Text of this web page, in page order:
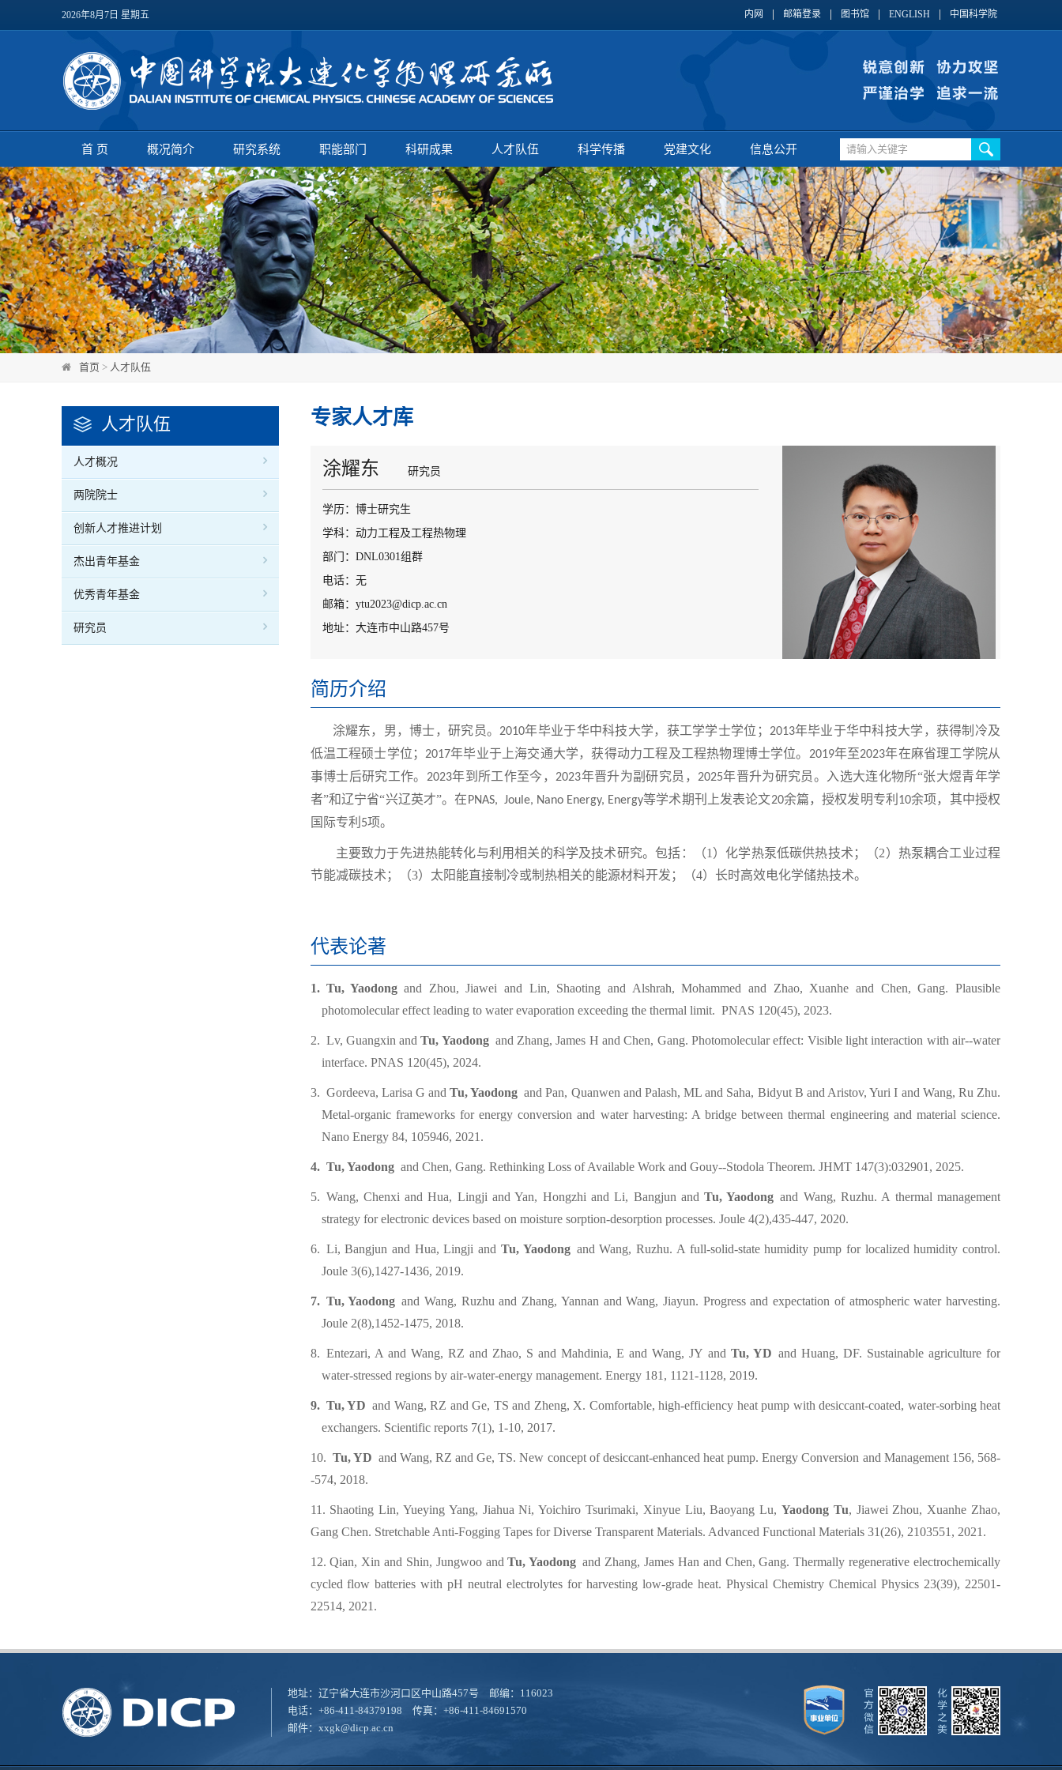
2026年8月7日 星期五 内网 邮箱登录 图书馆 ENGLISH 中国科学院
首 页 概况简介 研究系统 职能部门 科研成果 人才队伍 科学传播 党建文化 信息公开
首页 > 人才队伍
人才队伍
人才概况
两院院士
创新人才推进计划
杰出青年基金
优秀青年基金
研究员
专家人才库
涂耀东 研究员
学历：博士研究生
学科：动力工程及工程热物理
部门：DNL0301组群
电话：无
邮箱：ytu2023@dicp.ac.cn
地址：大连市中山路457号
简历介绍
涂耀东，男，博士，研究员。 2010年毕业于华中科技大学，获工学学士学位； 2013年毕业于华中科技大学，获得制冷及
低温工程硕士学位； 2017年毕业于上海交通大学，获得动力工程及工程热物理博士学位。 2019年至2023年在麻省理工学院从
事博士后研究工作。 2023年到所工作至今， 2023年晋升为副研究员， 2025年晋升为研究员。入选大连化物所“张大煜青年学
者”和辽宁省“兴辽英才”。在 PNAS, Joule, Nano Energy, Energy等学术期刊上发表论文20余篇，授权发明专利 10余项，其中授权
国际专利 5项。
主要致力于先进热能转化与利用相关的科学及技术研究。包括：（1）化学热泵低碳供热技术；（2）热泵耦合工业过程
节能减碳技术；（3）太阳能直接制冷或制热相关的能源材料开发；（4）长时高效电化学储热技术。
代表论著
1. Tu, Yaodong and Zhou, Jiawei and Lin, Shaoting and Alshrah, Mohammed and Zhao, Xuanhe and Chen, Gang. Plausible
photomolecular effect leading to water evaporation exceeding the thermal limit. PNAS 120(45), 2023.
2. Lv, Guangxin andTu, Yaodongand Zhang, James H and Chen, Gang.Photomolecular effect: Visible light interaction with air--water
interface. PNAS 120(45), 2024.
3. Gordeeva, Larisa G andTu, Yaodong and Pan, Quanwen and Palash, ML and Saha, Bidyut B and Aristov, Yuri I and Wang, Ru Zhu.
Metal-organic frameworks for energy conversion and water harvesting: A bridge between thermal engineering and material science.
Nano Energy 84, 105946, 2021.
4. Tu, Yaodongand Chen, Gang. Rethinking Loss of Available Work and Gouy--Stodola Theorem. JHMT 147(3):032901, 2025.
5. Wang, Chenxi and Hua, Lingji and Yan, Hongzhi and Li, Bangjun andTu, Yaodong and Wang, Ruzhu. A thermal management
strategy for electronic devices based on moisture sorption-desorption processes. Joule 4(2),435-447, 2020.
6. Li, Bangjun and Hua, Lingji and Tu, Yaodongand Wang, Ruzhu. A full-solid-state humidity pump for localized humidity control.
Joule 3(6),1427-1436, 2019.
7. Tu, Yaodong and Wang, Ruzhu and Zhang, Yannan and Wang, Jiayun. Progress and expectation of atmospheric water harvesting.
Joule 2(8),1452-1475, 2018.
8. Entezari, A and Wang, RZ and Zhao, S and Mahdinia, E and Wang, JY and Tu, YD and Huang, DF. Sustainable agriculture for
water-stressed regions by air-water-energy management. Energy 181, 1121-1128, 2019.
9. Tu, YD and Wang, RZ and Ge, TS and Zheng, X. Comfortable, high-efficiency heat pump with desiccant-coated, water-sorbing heat
exchangers. Scientific reports 7(1), 1-10, 2017.
10. Tu, YD and Wang, RZ and Ge, TS. New concept of desiccant-enhanced heat pump. Energy Conversion and Management 156, 568-
-574, 2018.
11 . Shaoting Lin, Yueying Yang, Jiahua Ni, Yoichiro Tsurimaki, Xinyue Liu, Baoyang Lu, Yaodong Tu, Jiawei Zhou, Xuanhe Zhao,
Gang Chen. Stretchable Anti-Fogging Tapes for Diverse Transparent Materials. Advanced Functional Materials 31(26), 2103551, 2021.
1 2. Qian, Xin and Shin, Jungwoo andTu, Yaodong and Zhang, James Han and Chen, Gang. Thermally regenerative electrochemically
cycled flow batteries with pH neutral electrolytes for harvesting low-grade heat. Physical Chemistry Chemical Physics 23(39), 22501-
22514, 2021.
地址：辽宁省大连市沙河口区中山路457号 邮编：116023
电话：+86-411-84379198 传真：+86-411-84691570
邮件： xxgk@dicp.ac.cn